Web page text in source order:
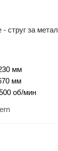
струг за метал
мм
мм
об/мин